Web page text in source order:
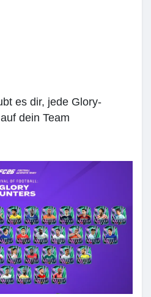
es dir, jede Glory-
dein Team